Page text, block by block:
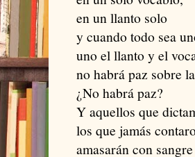
en un llanto solo
y cuando todo sea
uno el llanto y el
no habrá paz sobre
¿No habrá paz?
Y aquellos que
los que jamás
amasarán con